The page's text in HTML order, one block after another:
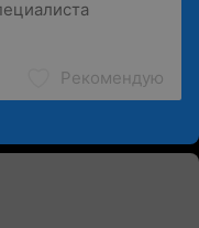
Рекомендую